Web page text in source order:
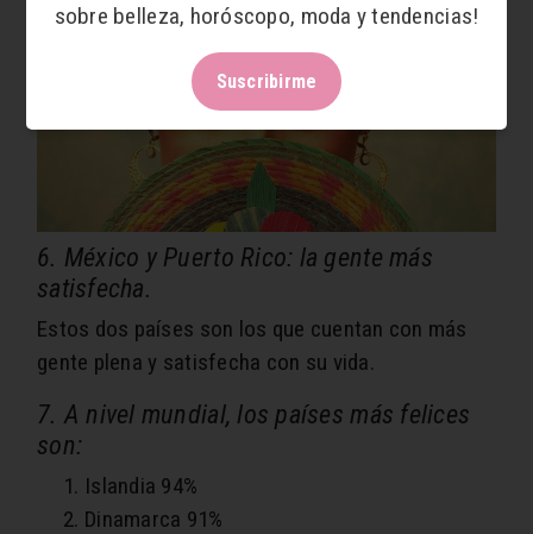
6. México y Puerto Rico: la gente más
satisfecha.
Estos dos países son los que cuentan con más
gente plena y satisfecha con su vida.
7. A nivel mundial, los países más felices
son:
Islandia 94%
Dinamarca 91%
sobre belleza, horóscopo, moda y tendencias!
Suscribirme